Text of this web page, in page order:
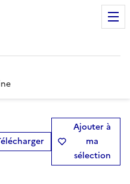
Ajouter à
ma
sélection